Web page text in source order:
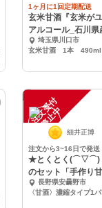
1ヶ月に1回定期配送
玄米甘酒『玄米が
アルコール_石川県
埼玉県川口市
玄米甘酒 1本 490ml
注
文
受
付
停
止
中
細井正博
注文から3~16日で発送
★とくとく(⌒▽⌒)
のセット「手作り甘
長野県安曇野市
〈甘酒〉